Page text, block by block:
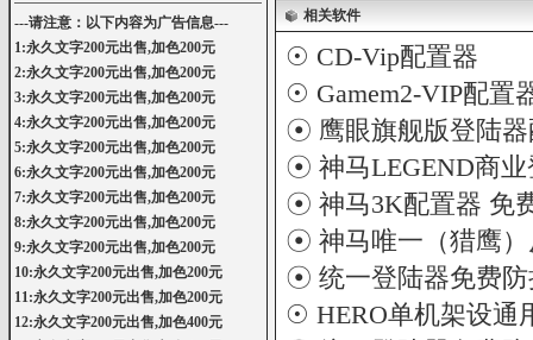
---请注意：以下内容为广告信息---
1:永久文字200元出售,加色200元
2:永久文字200元出售,加色200元
3:永久文字200元出售,加色200元
4:永久文字200元出售,加色200元
5:永久文字200元出售,加色200元
6:永久文字200元出售,加色200元
7:永久文字200元出售,加色200元
8:永久文字200元出售,加色200元
9:永久文字200元出售,加色200元
10:永久文字200元出售,加色200元
11:永久文字200元出售,加色200元
12:永久文字200元出售,加色400元
相关软件
☉ CD-Vip配置器
☉ Gamem2-VIP配置
☉ 鹰眼旗舰版登陆
☉ 神马LEGEND商
☉ 神马3K配置器 免
☉ 神马唯一（猎鹰
☉ 统一登陆器免费
☉ HERO单机架设通